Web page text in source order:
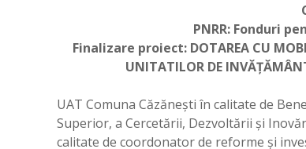
PNRR: Fonduri
Finalizare proiect: DOTAREA CU
UNITATILOR DE
UAT Comuna Căzănești în calitate de
Superior, a Cercetării, Dezvoltării și
calitate de coordonator de reforme și